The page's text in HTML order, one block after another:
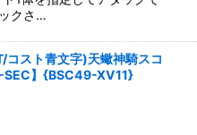
クさ…
スト青文字)天蠍神騎スコ
】{BSC49-XV11}